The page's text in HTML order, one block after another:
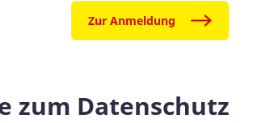
Zur Anmeldung
zum Datenschutz